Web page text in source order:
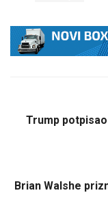
Trump
Brian Walshe